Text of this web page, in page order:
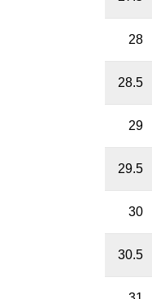
28
28.5
29
29.5
30
30.5